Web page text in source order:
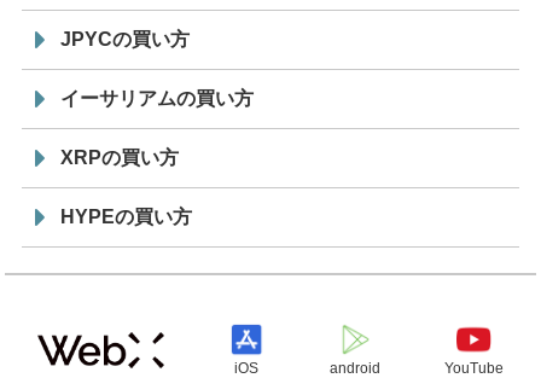
JPYCの買い方
イーサリアムの買い方
XRPの買い方
HYPEの買い方
iOS android YouTube